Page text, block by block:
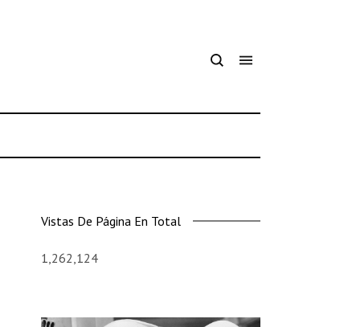
Vistas De Página En Total
1,262,124